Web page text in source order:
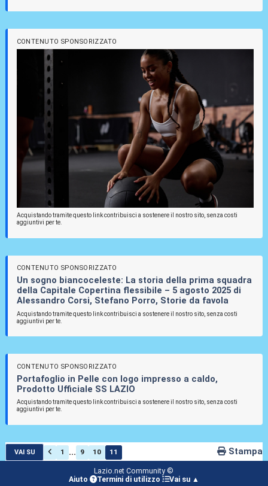
CONTENUTO SPONSORIZZATO
Acquistando tramite questo link contribuisci a sostenere il nostro sito, senza costi
aggiuntivi per te.
CONTENUTO SPONSORIZZATO
Un sogno biancoceleste: La storia della prima squadra
della Capitale Copertina flessibile – 5 agosto 2025 di
Alessandro Corsi, Stefano Porro, Storie da favola
Acquistando tramite questo link contribuisci a sostenere il nostro sito, senza costi
aggiuntivi per te.
CONTENUTO SPONSORIZZATO
Portafoglio in Pelle con logo impresso a caldo,
Prodotto Ufficiale SS LAZIO
Acquistando tramite questo link contribuisci a sostenere il nostro sito, senza costi
aggiuntivi per te.
VAI SU 1 ... 9 10 11 Stampa
Lazio.net Community ©
Aiuto
Termini di utilizzo Vai su ▲